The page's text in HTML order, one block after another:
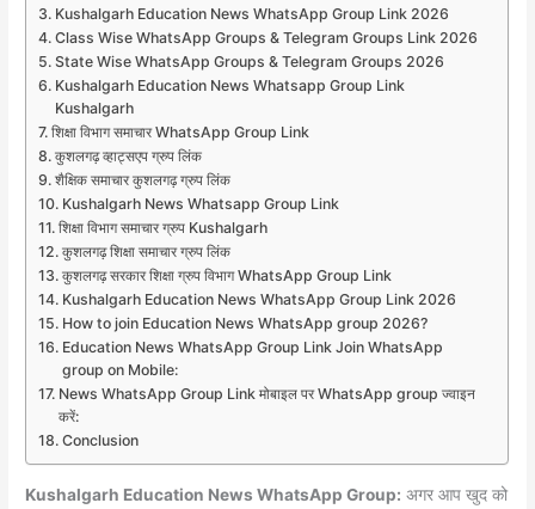
Kushalgarh Education News WhatsApp Group Link 2026
Class Wise WhatsApp Groups & Telegram Groups Link 2026
State Wise WhatsApp Groups & Telegram Groups 2026
Kushalgarh Education News Whatsapp Group Link
Kushalgarh
शिक्षा विभाग समाचार WhatsApp Group Link
कुशलगढ़ व्हाट्सएप ग्रुप लिंक
शैक्षिक समाचार कुशलगढ़ ग्रुप लिंक
Kushalgarh News Whatsapp Group Link
शिक्षा विभाग समाचार ग्रुप Kushalgarh
कुशलगढ़ शिक्षा समाचार ग्रुप लिंक
कुशलगढ़ सरकार शिक्षा ग्रुप विभाग WhatsApp Group Link
Kushalgarh Education News WhatsApp Group Link 2026
How to join Education News WhatsApp group 2026?
Education News WhatsApp Group Link Join WhatsApp
group on Mobile:
News WhatsApp Group Link मोबाइल पर WhatsApp group ज्वाइन
करें:
Conclusion
Kushalgarh Education News WhatsApp Group: अगर आप खुद को